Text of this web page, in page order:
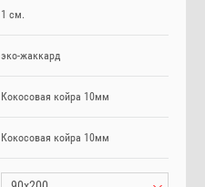
1 см.
эко-жаккард
Кокосовая койра 10мм
Кокосовая койра 10мм